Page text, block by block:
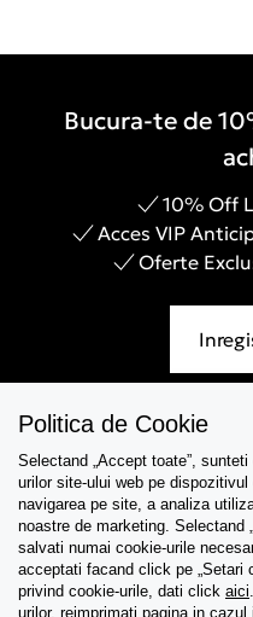
Bucura-te de
10% Off
Acces VIP
Oferte
Asistenta
Colectii
Tips & Guides
Politica de Cookie
Selectand „Accept toate”,
urilor site-ului web pe
navigarea pe site, a analiza
noastre de marketing. Selectand
salvati numai cookie-urile
acceptati facand click pe „Setari
privind cookie-urile, dati click aici
urilor, reimprimati pagina in